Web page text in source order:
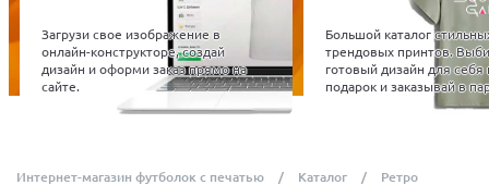
Загрузи свое изображение в
онлайн-конструкторе, создай
дизайн и оформи заказ прямо на
сайте.
Большой каталог
трендовых принтов.
готовый дизайн для себя
подарок и заказывай в
Интернет-магазин футболок с печатью Каталог Ретро